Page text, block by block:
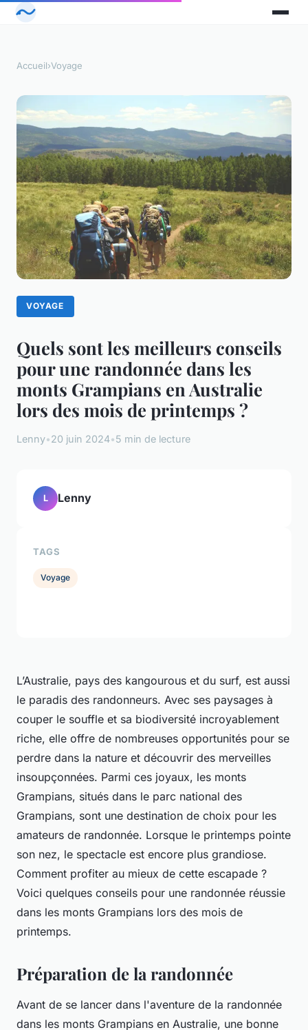
Accueil›Voyage
VOYAGE
Quels sont les meilleurs conseils
pour une randonnée dans les
monts Grampians en Australie
lors des mois de printemps ?
Lenny•20 juin 2024•5 min de lecture
L’Australie, pays des kangourous et du surf, est aussi
le paradis des randonneurs. Avec ses paysages à
couper le souffle et sa biodiversité incroyablement
riche, elle offre de nombreuses opportunités pour se
perdre dans la nature et découvrir des merveilles
insoupçonnées. Parmi ces joyaux, les monts
Grampians, situés dans le parc national des
Grampians, sont une destination de choix pour les
amateurs de randonnée. Lorsque le printemps pointe
son nez, le spectacle est encore plus grandiose.
Comment profiter au mieux de cette escapade ?
Voici quelques conseils pour une randonnée réussie
dans les monts Grampians lors des mois de
printemps.
Préparation de la randonnée
Avant de se lancer dans l'aventure de la randonnée
dans les monts Grampians en Australie, une bonne
L Lenny
TAGS
Voyage